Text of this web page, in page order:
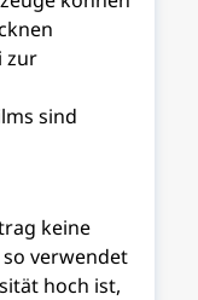
zur
sind
keine
verwendet
hoch ist,